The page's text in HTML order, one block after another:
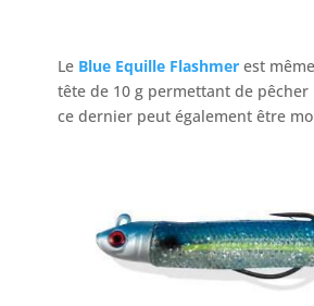
Le Blue Equille Flashmer est
tête de 10 g permettant de
ce dernier peut également être